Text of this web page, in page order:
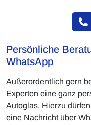
Persönliche
WhatsApp
Außerordentlich gern
Experten eine ganz
Autoglas. Hierzu
eine Nachricht über